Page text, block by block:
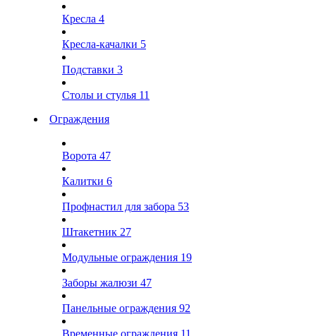
Кресла 4
Кресла-качалки 5
Подставки 3
Столы и стулья 11
Ограждения
Ворота 47
Калитки 6
Профнастил для забора 53
Штакетник 27
Модульные ограждения 19
Заборы жалюзи 47
Панельные ограждения 92
Временные ограждения 11